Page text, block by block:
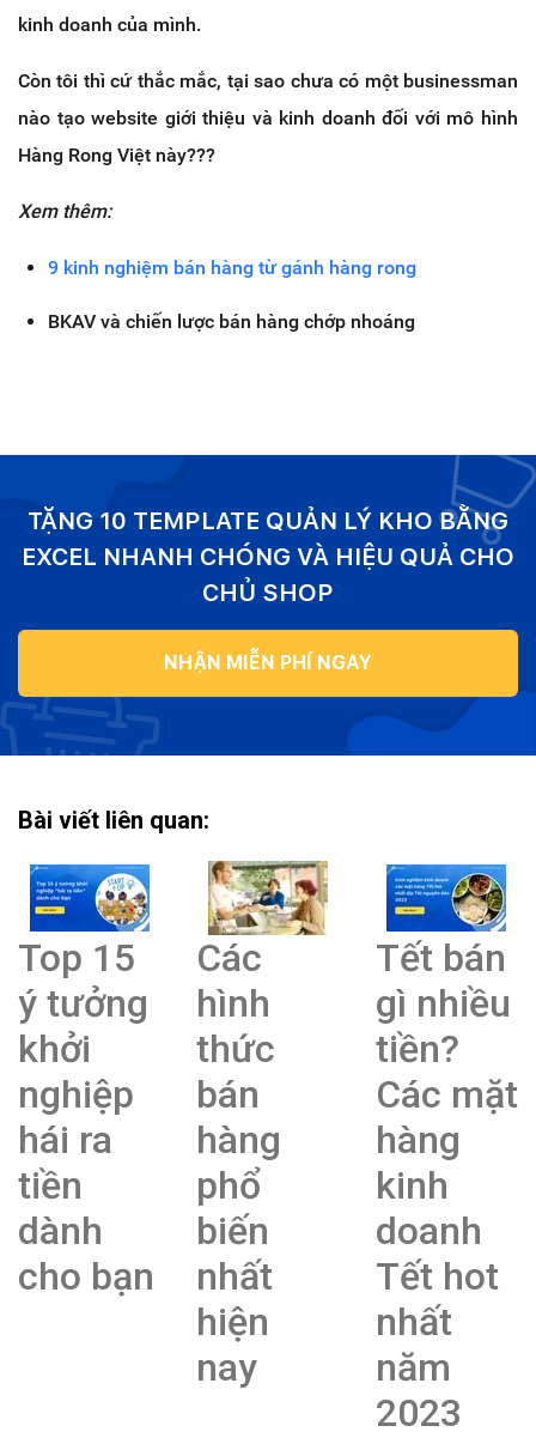
kinh doanh của mình.
Còn tôi thì cứ thắc mắc, tại sao chưa có một businessman
nào tạo website giới thiệu và kinh doanh đối với mô hình
Hàng Rong Việt này???
Xem thêm:
9 kinh nghiệm bán hàng từ gánh hàng rong
BKAV và chiến lược bán hàng chớp nhoáng
TẶNG 10 TEMPLATE QUẢN LÝ KHO BẰNG
EXCEL NHANH CHÓNG VÀ HIỆU QUẢ CHO
CHỦ SHOP
NHẬN MIỄN PHÍ NGAY
Bài viết liên quan:
Top 15
ý tưởng
khởi
nghiệp
hái ra
tiền
dành
cho bạn
Các
hình
thức
bán
hàng
phổ
biến
nhất
hiện
nay
Tết bán
gì nhiều
tiền?
Các mặt
hàng
kinh
doanh
Tết hot
nhất
năm
2023